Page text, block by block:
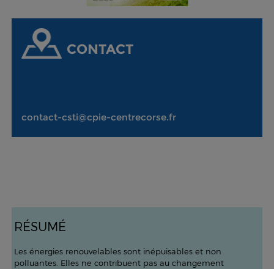
CONTACT
contact-csti@cpie-centrecorse.fr
RÉSUMÉ
Les énergies renouvelables sont inépuisables et non
polluantes. Elles ne contribuent pas au changement